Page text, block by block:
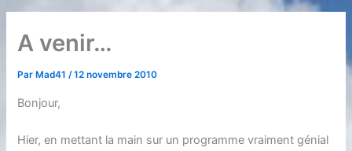
A venir…
Par Mad41/12 novembre 2010
Bonjour,
Hier, en mettant la main sur un programme vraiment génial